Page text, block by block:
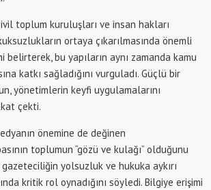
toplum kuruluşları ve insan hakları
ortaya çıkarılmasında önemli
bu yapıların aynı zamanda kamu
katkı sağladığını vurguladı. Güçlü bir
yönetimlerin keyfi uygulamalarını
çekti.
önemine de değinen
toplumun “gözü ve kulağı” olduğunu
gazeteciliğin yolsuzluk ve hukuka aykırı
kritik rol oynadığını söyledi. Bilgiye erişimi